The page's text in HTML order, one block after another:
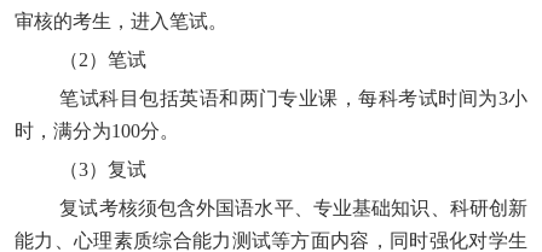
审核的考生，进入笔试。
（2）笔试
笔试科目包括英语和两门专业课，每科考试时间为3小
时，满分为100分。
（3）复试
复试考核须包含外国语水平、专业基础知识、科研创新
能力、心理素质综合能力测试等方面内容，同时强化对学生